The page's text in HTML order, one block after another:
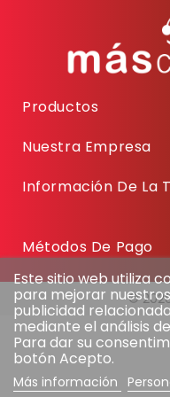
Este sitio web utiliza
para mejorar
publicidad
mediante el análisis
Para dar su
botón Acepto.
Más información
Productos
Nuestra Empresa
Información De La
Métodos De Pago
©